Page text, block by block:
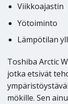
Viikkoajastin
Yötoiminto
Lämpötilan
Toshiba Arctic
jotka etsivät
mökille. Sen